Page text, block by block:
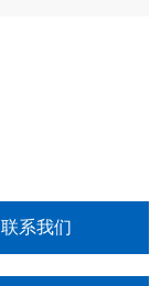
联系我们